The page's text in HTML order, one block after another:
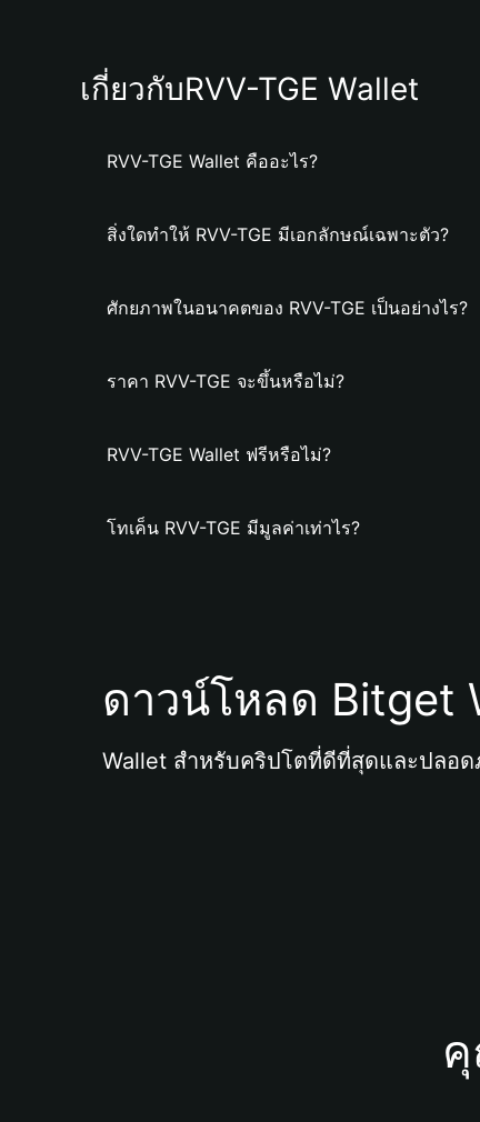
เกี่ยวกับRVV-TGE Wallet
RVV-TGE Wallet คืออะไร?
สิ่งใดทำให้ RVV-TGE มีเอกลักษณ์เฉพาะตัว?
ศักยภาพในอนาคตของ RVV-TGE เป็นอย่างไร?
ราคา RVV-TGE จะขึ้นหรือไม่?
RVV-TGE Wallet ฟรีหรือไม่?
โทเค็น RVV-TGE มีมูลค่าเท่าไร?
ดาวน์โหลด Bitget
Wallet สำหรับคริปโตที่ดีที่สุดและปลอ